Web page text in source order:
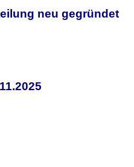
neu gegründet